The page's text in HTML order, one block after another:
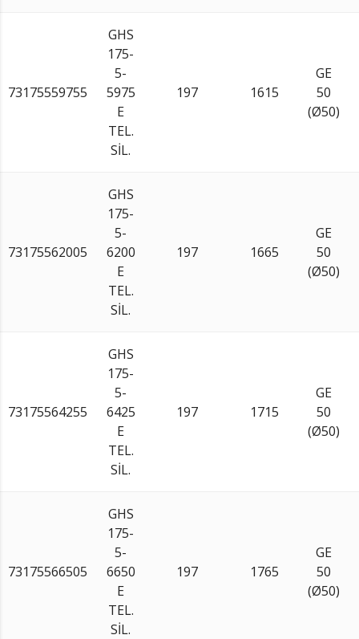
73175559755
GHS
175-
5-
5975
E
TEL.
SİL.
197 1615
GE
50
(Ø50)
73175562005
GHS
175-
5-
6200
E
TEL.
SİL.
197 1665
GE
50
(Ø50)
73175564255
GHS
175-
5-
6425
E
TEL.
SİL.
197 1715
GE
50
(Ø50)
73175566505
GHS
175-
5-
6650
E
TEL.
SİL.
197 1765
GE
50
(Ø50)